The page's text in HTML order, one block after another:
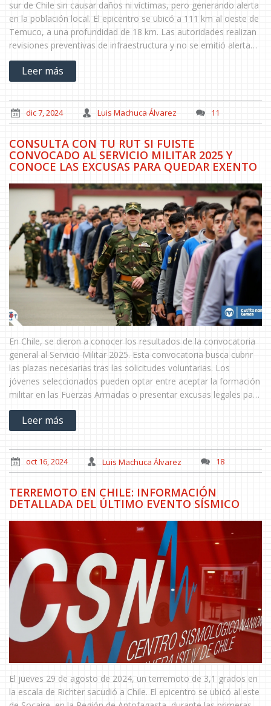
sur de Chile sin causar daños ni víctimas, pero generando alerta
en la población local. El epicentro se ubicó a 111 km al oeste de
Temuco, a una profundidad de 18 km. Las autoridades realizan
revisiones preventivas de infraestructura y no se emitió alerta
de tsunami.
Leer más
dic 7, 2024 Luis Machuca Álvarez 11
CONSULTA CON TU RUT SI FUISTE
CONVOCADO AL SERVICIO MILITAR 2025 Y
CONOCE LAS EXCUSAS PARA QUEDAR EXENTO
En Chile, se dieron a conocer los resultados de la convocatoria
general al Servicio Militar 2025. Esta convocatoria busca cubrir
las plazas necesarias tras las solicitudes voluntarias. Los
jóvenes seleccionados pueden optar entre aceptar la formación
militar en las Fuerzas Armadas o presentar excusas legales para
eximirse. La lista definitiva se publicará en febrero de 2025,
excluyendo a quienes presenten justificaciones válidas. Las
excusas pueden enviarse en línea o en los cantones de
reclutamiento hasta el 15 de noviembre de 2024.
Leer más
oct 16, 2024 Luis Machuca Álvarez 18
TERREMOTO EN CHILE: INFORMACIÓN
DETALLADA DEL ÚLTIMO EVENTO SÍSMICO
El jueves 29 de agosto de 2024, un terremoto de 3,1 grados en
la escala de Richter sacudió a Chile. El epicentro se ubicó al este